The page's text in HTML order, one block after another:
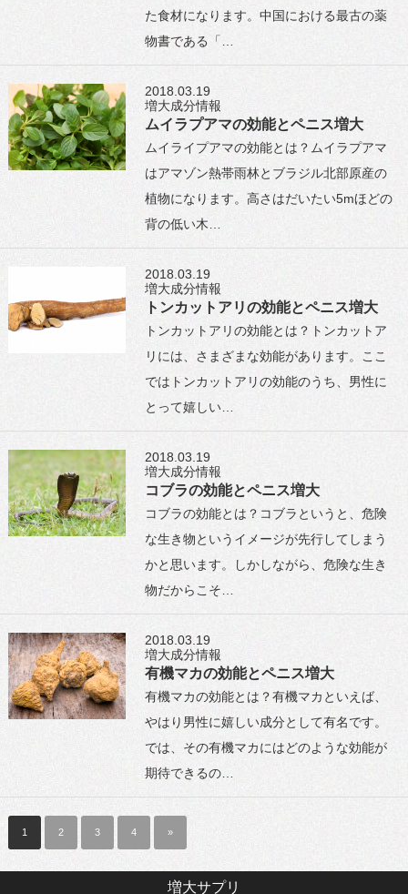
た食材になります。中国における最古の薬
物書である「…
2018.03.19
増大成分情報
ムイラプアマの効能とペニス増大
ムイライプアマの効能とは？ムイラプアマ
はアマゾン熱帯雨林とブラジル北部原産の
植物になります。高さはだいたい5mほどの
背の低い木…
2018.03.19
増大成分情報
トンカットアリの効能とペニス増大
トンカットアリの効能とは？トンカットア
リには、さまざまな効能があります。ここ
ではトンカットアリの効能のうち、男性に
とって嬉しい…
2018.03.19
増大成分情報
コブラの効能とペニス増大
コブラの効能とは？コブラというと、危険
な生き物というイメージが先行してしまう
かと思います。しかしながら、危険な生き
物だからこそ…
2018.03.19
増大成分情報
有機マカの効能とペニス増大
有機マカの効能とは？有機マカといえば、
やはり男性に嬉しい成分として有名です。
では、その有機マカにはどのような効能が
期待できるの…
1 2 3 4 »
増大サプリ